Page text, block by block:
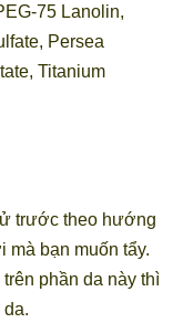
75 Lanolin,
Persea
Titanium
trước theo hướng
mà bạn muốn tẩy.
phần da này thì
da.